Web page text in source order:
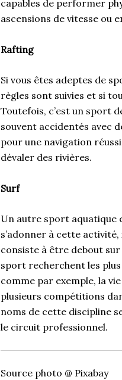
capables de performer
ascensions de vitesse ou
Rafting
Si vous êtes adeptes de
règles sont suivies et si
Toutefois, c’est un sport
souvent accidentés avec
pour une navigation
dévaler des rivières.
Surf
Un autre sport aquatique
s’adonner à cette
consiste à être debout
sport recherchent les
comme par exemple, la
plusieurs compétitions
noms de cette discipline
le circuit professionnel.
Source photo @ Pixabay